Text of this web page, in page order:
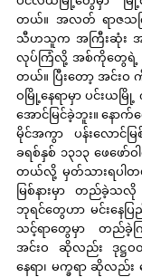
တယ်။ အလတ် ရာဇသင်္
သီဟသူက အကြီးဆုံး အ
လုပ်ကြံလို့ အစ်ကိုတွေရဲ့
တယ်။ ပြီးတော့ အင်းဝ ကို
ဝမြို့နေရာမှာ ပင်းယမ
အောင်မြင်ခဲ့ဘူး။ နော
မိုင်အကွာ ပန်းလောင်မ
ခရစ်နှစ် ၁၃၁၃ ဖေဖေ
တယ်လို့ မှတ်သားရပါတ
မြစ်နားမှာ တည်ခဲ့
ဘုရင်တွေဟာ မင်းနေပြ
သင့်ရာတွေမှာ တည်ခဲ့
အင်းဝ ဆိုလည်း ဒုဋ္ဌဝ
နေရာ၊ မက္ခရာ ဆိုလည်း